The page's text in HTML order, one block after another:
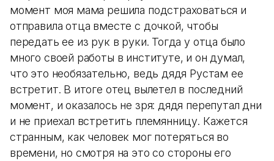
момент моя мама решила подстраховаться и
отправила отца вместе с дочкой, чтобы
передать ее из рук в руки. Тогда у отца было
много своей работы в институте, и он думал,
что это необязательно, ведь дядя Рустам ее
встретит. В итоге отец вылетел в последний
момент, и оказалось не зря: дядя перепутал дни
и не приехал встретить племянницу. Кажется
странным, как человек мог потеряться во
времени, но смотря на это со стороны его